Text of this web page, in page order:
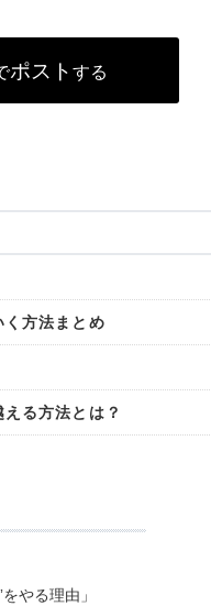
ポスト する
方法まとめ
る方法とは？
やる理由」